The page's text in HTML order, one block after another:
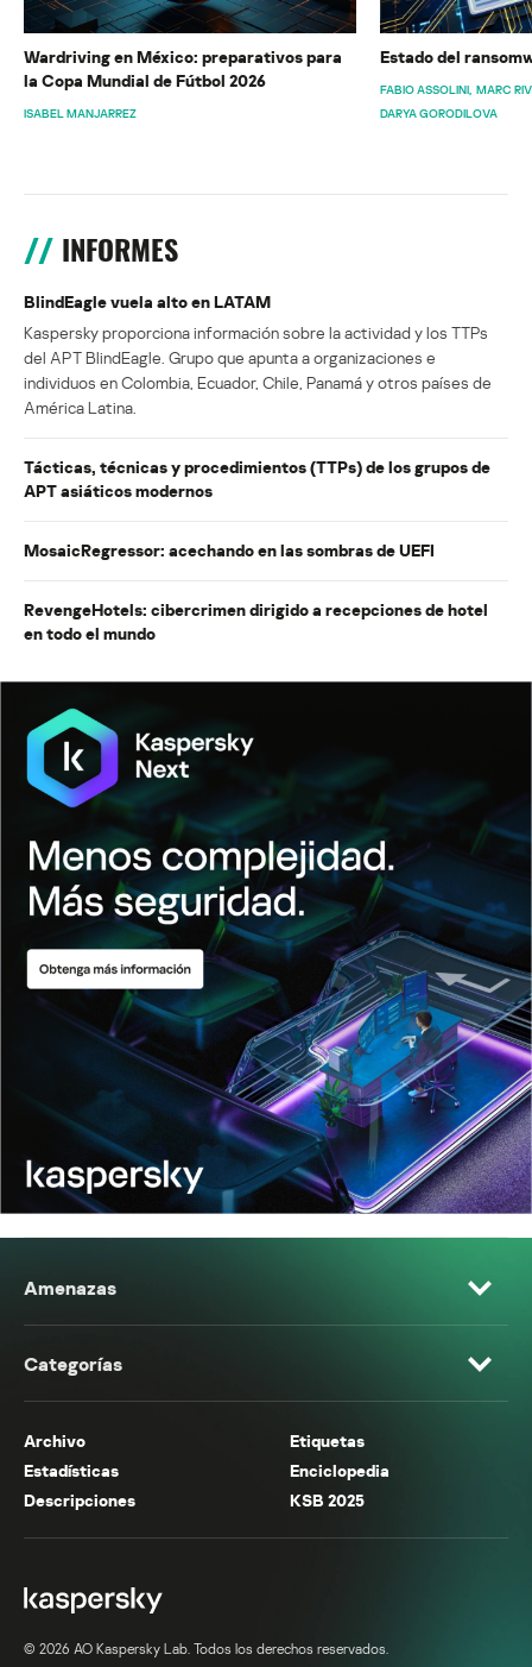
Wardriving en México: preparativos para
la Copa Mundial de Fútbol 2026
ISABEL MANJARREZ
Estado del
FABIO ASSOLINI MARC
DARYA GORODILOVA
INFORMES
BlindEagle vuela alto en LATAM
Kaspersky proporciona información sobre la actividad y los TTPs
del APT BlindEagle. Grupo que apunta a organizaciones e
individuos en Colombia, Ecuador, Chile, Panamá y otros países de
América Latina.
Tácticas, técnicas y procedimientos (TTPs) de los grupos de
APT asiáticos modernos
MosaicRegressor: acechando en las sombras de UEFI
RevengeHotels: cibercrimen dirigido a recepciones de hotel
en todo el mundo
Amenazas
Categorías
Archivo
Etiquetas
Estadísticas
Enciclopedia
Descripciones
KSB 2025
© 2026 AO Kaspersky Lab. Todos los derechos reservados.